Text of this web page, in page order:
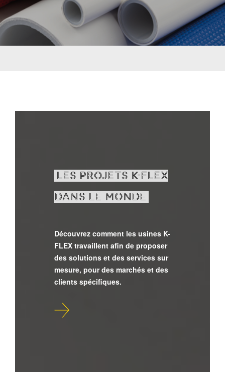
LES PROJETS K-FLEX
DANS LE MONDE
Découvrez comment les usines K-
FLEX travaillent afin de proposer
des solutions et des services sur
mesure, pour des marchés et des
clients spécifiques.